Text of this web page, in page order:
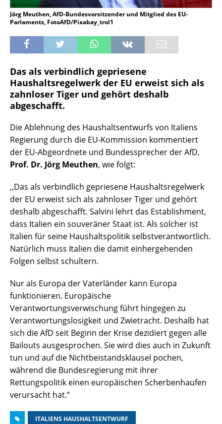
Jörg Meuthen, AfD-Bundesvorsitzender und Mitglied des EU-
Parlaments, FotoAfD/Pixabay_trol1
Das als verbindlich gepriesene
Haushaltsregelwerk der EU erweist sich als
zahnloser Tiger und gehört deshalb
abgeschafft.
Die Ablehnung des Haushaltsentwurfs von Italiens
Regierung durch die EU-Kommission kommentiert
der EU-Abgeordnete und Bundessprecher der AfD,
Prof. Dr. Jörg Meuthen, wie folgt:
,,Das als verbindlich gepriesene Haushaltsregelwerk
der EU erweist sich als zahnloser Tiger und gehört
deshalb abgeschafft. Salvini lehrt das Establishment,
dass Italien ein souveräner Staat ist. Als solcher ist
Italien für seine Haushaltspolitik selbstverantwortlich.
Natürlich muss Italien die damit einhergehenden
Folgen selbst schultern.
Nur als Europa der Vaterländer kann Europa
funktionieren. Europäische
Verantwortungsverwischung führt hingegen zu
Verantwortungslosigkeit und Zwietracht. Deshalb hat
sich die AfD seit Beginn der Krise dezidiert gegen alle
Bailouts ausgesprochen. Sie wird dies auch in Zukunft
tun und auf die Nichtbeistandsklausel pochen,
während die Bundesregierung mit ihrer
Rettungspolitik einen europäischen Scherbenhaufen
verursacht hat.’’
ITALIENS HAUSHALTSENTWURF